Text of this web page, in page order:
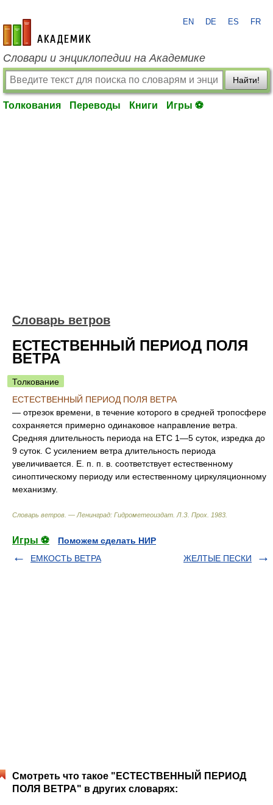
academic.ru
EN DE ES FR
Словари и энциклопедии на Академике
Найти!
Толкования Переводы Книги Игры ⚽
Словарь ветров
ЕСТЕСТВЕННЫЙ ПЕРИОД ПОЛЯ
ВЕТРА
Толкование
ЕСТЕСТВЕННЫЙ ПЕРИОД ПОЛЯ ВЕТРА
— отрезок времени, в течение которого в средней тропосфере
сохраняется примерно одинаковое направление ветра.
Средняя длительность периода на ЕТС 1—5 суток, изредка до
9 суток. С усилением ветра длительность периода
увеличивается. Е. п. п. в. соответствует естественному
синоптическому периоду или естественному циркуляционному
механизму.
Словарь ветров. — Ленинград: Гидрометеоиздат Л.З. Прох 1983
Игры ⚽
Поможем сделать НИР
ЕМКОСТЬ ВЕТРА
ЖЕЛТЫЕ ПЕСКИ
Смотреть что такое "ЕСТЕСТВЕННЫЙ ПЕРИОД
ПОЛЯ ВЕТРА" в других словарях: